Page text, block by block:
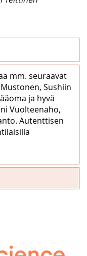
mm. seuraavat
Sushiin
ja hyvä
Vuolteenaho,
Autenttisen